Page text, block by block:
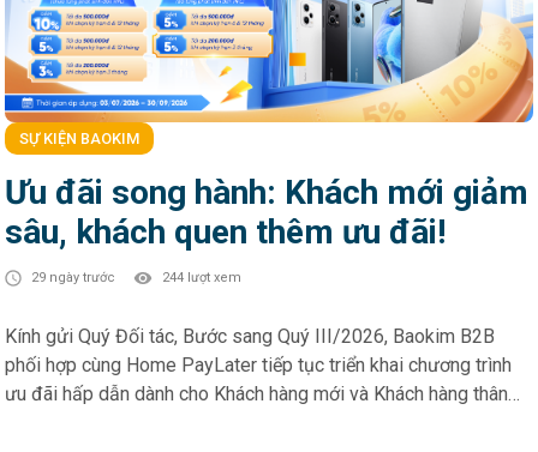
SỰ KIỆN BAOKIM
Ưu đãi song hành: Khách mới giảm
sâu, khách quen thêm ưu đãi!
29 ngày trước 244 lượt xem
Kính gửi Quý Đối tác, Bước sang Quý III/2026, Baokim B2B
phối hợp cùng Home PayLater tiếp tục triển khai chương trình
ưu đãi hấp dẫn dành cho Khách hàng mới và Khách hàng thân